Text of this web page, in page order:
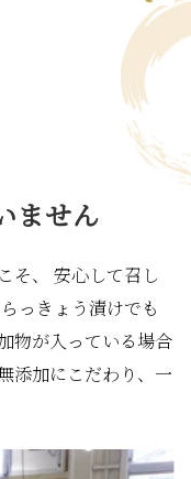
ません
そ、 安心して召し
っきょう漬けでも
物が入っている場合
添加にこだわり、一